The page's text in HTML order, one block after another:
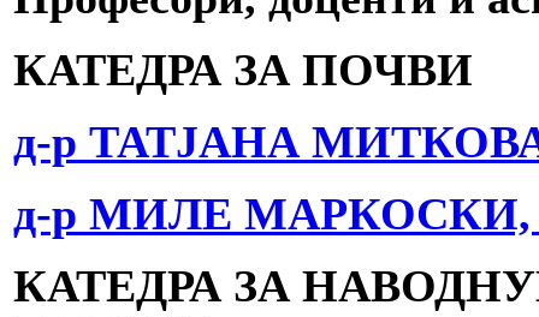
КАТЕДРА ЗА ПОЧВИ
д-р ТАТЈАНА МИТКОВА,
д-р МИЛЕ МАРКОСКИ,
КАТЕДРА ЗА